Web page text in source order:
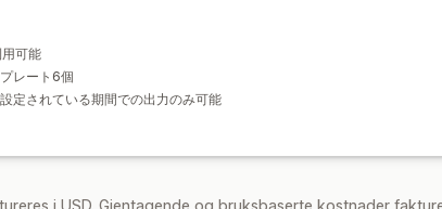
用可能
レート6個
定されている期間での出力のみ可能
i USD. Gjentagende og bruksbaserte kostnader